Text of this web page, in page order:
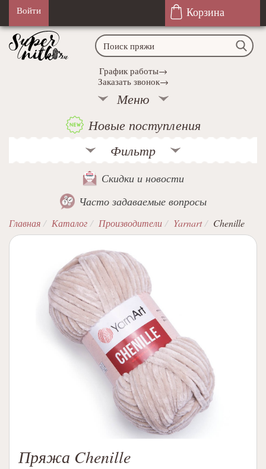
Войти Корзина
График работы→
Заказать звонок→
Меню
Новые поступления
Фильтр
Скидки и новости
Часто задаваемые вопросы
Главная Каталог Производители Yarnart Chenille
Пряжа Chenille